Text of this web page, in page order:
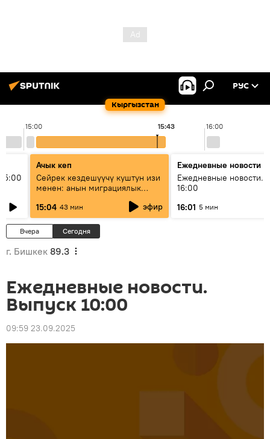
Кыргызстан
РУС
15:00 16:00
15:43
Ачык кеп
Сейрек кездешүүчү куштун изи
менен: анын миграциялык
жолу эмнеден кабар берет?
15:04 43 мин эфир
Ежедневные новости
Ежедневные новости.
16:00
16:01 5 мин
Вчера Сегодня
г. Бишкек 89.3
Ежедневные новости.
Выпуск 10:00
09:59 23.09.2025